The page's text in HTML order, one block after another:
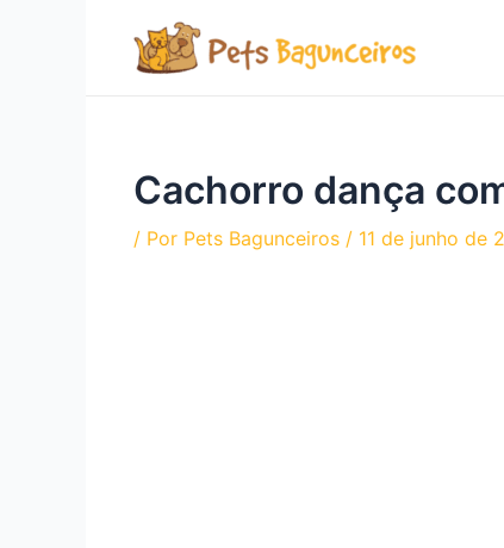
Cachorro dança
/ Por Pets Bagunceiros / 11 de junho de